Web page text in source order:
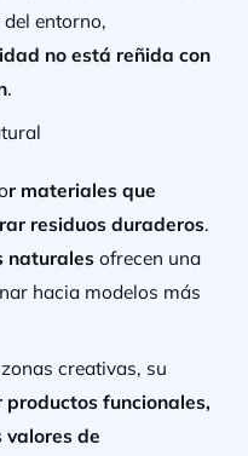
entorno,
no está reñida con
.
r materiales que
residuos duraderos.
naturalesofrecen una
hacia modelos más
creativas, su
funcionales,
valores de